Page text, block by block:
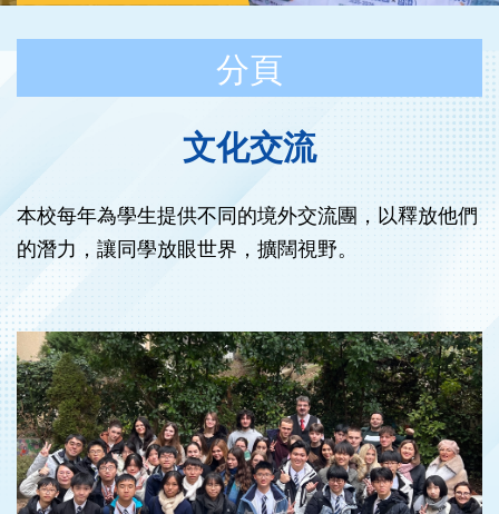
分頁
文化交流
本校每年為學生提供不同的境外交流團，以釋放他們
的潛力，讓同學放眼世界，擴闊視野。